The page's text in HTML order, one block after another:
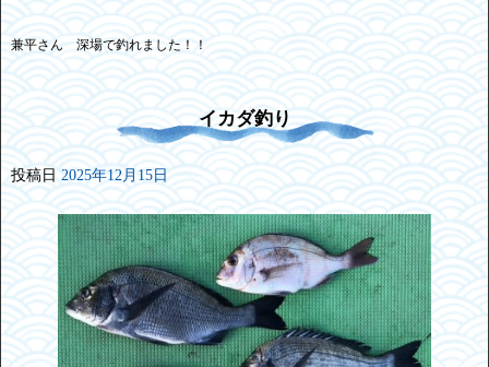
兼平さん 深場で釣れました！！
イカダ釣り
投稿日 2025年12月15日